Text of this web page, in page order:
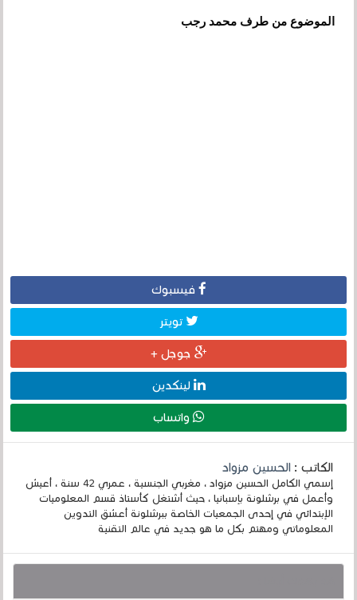
الموضوع من طرف محمد رجب
فيسبوك
تويتر
جوجل +
لينكدين
واتساب
الكاتب :الحسين مزواد
إسمي الكامل الحسين مزواد ، مغربي الجنسية ، عمري 42 سنة ، أعيش
وأعمل في برشلونة بإسبانيا ، حيث أشتغل كأستاذ قسم المعلوميات
الإبتدائي في إحدى الجمعيات الخاصة ببرشلونة أعشق التدوين
المعلوماتي ومهتم بكل ما هو جديد في عالم التقنية